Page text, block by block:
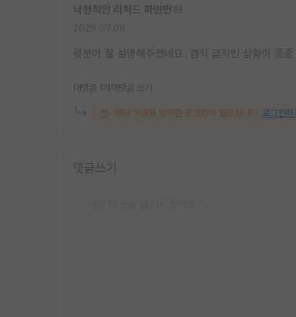
낙천적인 리처드 파인만
윗분이 잘 설명해주셨네요. 겸직 금지인 상황이 종
대댓글 1개 대댓글 쓰기
해당 댓글을 보려면 로그인이 필요합니다. 로그인하
댓글쓰기